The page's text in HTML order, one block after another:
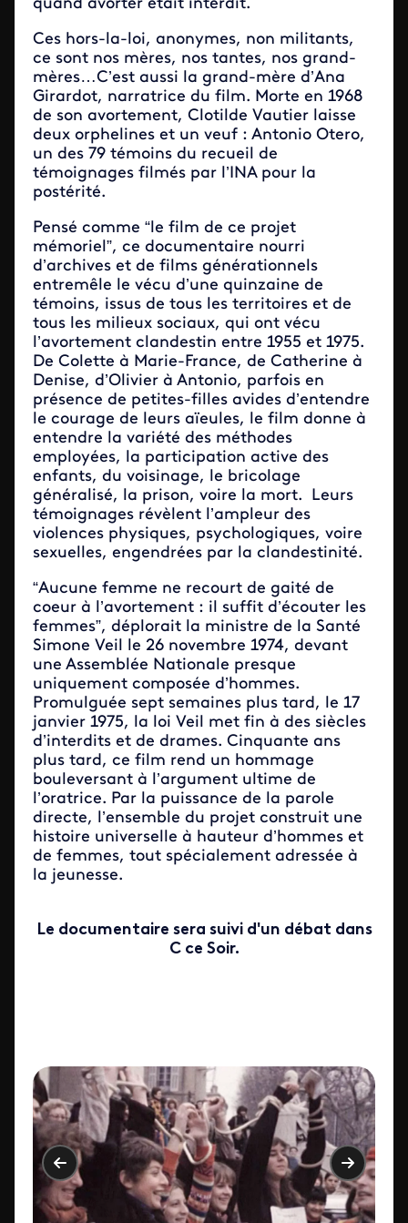
quand avorter était interdit.
Ces hors-la-loi, anonymes, non militants,
ce sont nos mères, nos tantes, nos grand-
mères…C’est aussi la grand-mère d’Ana
Girardot, narratrice du film. Morte en 1968
de son avortement, Clotilde Vautier laisse
deux orphelines et un veuf : Antonio Otero,
un des 79 témoins du recueil de
témoignages filmés par l’INA pour la
postérité.
Pensé comme “le film de ce projet
mémoriel”, ce documentaire nourri
d’archives et de films générationnels
entremêle le vécu d’une quinzaine de
témoins, issus de tous les territoires et de
tous les milieux sociaux, qui ont vécu
l’avortement clandestin entre 1955 et 1975.
De Colette à Marie-France, de Catherine à
Denise, d’Olivier à Antonio, parfois en
présence de petites-filles avides d’entendre
le courage de leurs aïeules, le film donne à
entendre la variété des méthodes
employées, la participation active des
enfants, du voisinage, le bricolage
généralisé, la prison, voire la mort. Leurs
témoignages révèlent l’ampleur des
violences physiques, psychologiques, voire
sexuelles, engendrées par la clandestinité.
“Aucune femme ne recourt de gaité de
coeur à l’avortement : il suffit d’écouter les
femmes”, déplorait la ministre de la Santé
Simone Veil le 26 novembre 1974, devant
une Assemblée Nationale presque
uniquement composée d’hommes.
Promulguée sept semaines plus tard, le 17
janvier 1975, la loi Veil met fin à des siècles
d’interdits et de drames. Cinquante ans
plus tard, ce film rend un hommage
bouleversant à l’argument ultime de
l’oratrice. Par la puissance de la parole
directe, l’ensemble du projet construit une
histoire universelle à hauteur d’hommes et
de femmes, tout spécialement adressée à
la jeunesse.
Le documentaire sera suivi d'un débat dans
C ce Soir.